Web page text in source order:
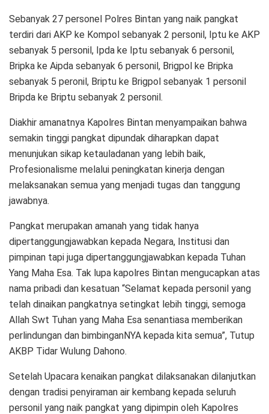
Sebanyak 27 personel Polres Bintan yang naik pangkat
terdiri dari AKP ke Kompol sebanyak 2 personil, Iptu ke AKP
sebanyak 5 personil, Ipda ke Iptu sebanyak 6 personil,
Bripka ke Aipda sebanyak 6 personil, Brigpol ke Bripka
sebanyak 5 peronil, Briptu ke Brigpol sebanyak 1 personil
Bripda ke Briptu sebanyak 2 personil.
Diakhir amanatnya Kapolres Bintan menyampaikan bahwa
semakin tinggi pangkat dipundak diharapkan dapat
menunjukan sikap ketauladanan yang lebih baik,
Profesionalisme melalui peningkatan kinerja dengan
melaksanakan semua yang menjadi tugas dan tanggung
jawabnya.
Pangkat merupakan amanah yang tidak hanya
dipertanggungjawabkan kepada Negara, Institusi dan
pimpinan tapi juga dipertanggungjawabkan kepada Tuhan
Yang Maha Esa. Tak lupa kapolres Bintan mengucapkan atas
nama pribadi dan kesatuan “Selamat kepada personil yang
telah dinaikan pangkatnya setingkat lebih tinggi, semoga
Allah Swt Tuhan yang Maha Esa senantiasa memberikan
perlindungan dan bimbinganNYA kepada kita semua”, Tutup
AKBP Tidar Wulung Dahono.
Setelah Upacara kenaikan pangkat dilaksanakan dilanjutkan
dengan tradisi penyiraman air kembang kepada seluruh
personil yang naik pangkat yang dipimpin oleh Kapolres